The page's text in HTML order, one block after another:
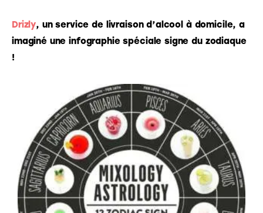
Drizly, un service de livraison d’alcool à domicile, a
imaginé une infographie spéciale signe du zodiaque
!